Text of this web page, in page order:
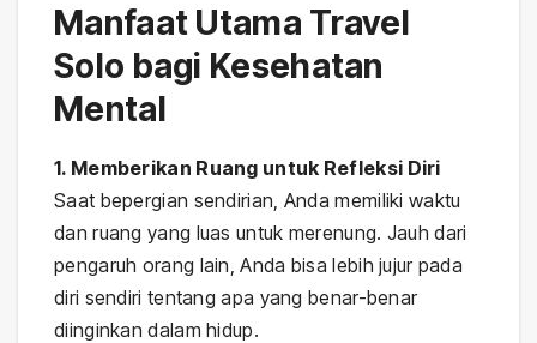
Manfaat Utama Travel
Solo bagi Kesehatan
Mental
1. Memberikan Ruang untuk Refleksi Diri
Saat bepergian sendirian, Anda memiliki waktu
dan ruang yang luas untuk merenung. Jauh dari
pengaruh orang lain, Anda bisa lebih jujur pada
diri sendiri tentang apa yang benar-benar
diinginkan dalam hidup.